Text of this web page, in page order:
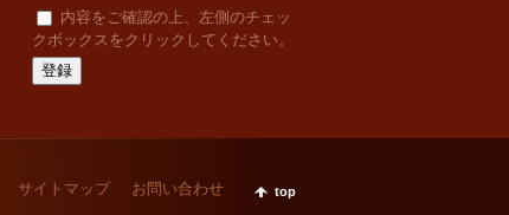
内容をご確認の上、左側のチェッ
クボックスをクリックしてください。
top
サイトマップ お問い合わせ